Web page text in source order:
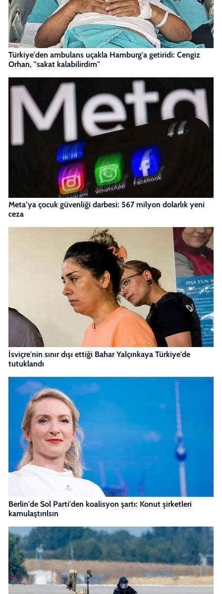
Türkiye'den ambulans uçakla Hamburg'a getiridi: Cengiz
Orhan, "sakat kalabilirdim"
Meta’ya çocuk güvenliği darbesi: 567 milyon dolarlık yeni
ceza
İsviçre'nin sınır dışı ettiği Bahar Yalçınkaya Türkiye'de
tutuklandı
Berlin'de Sol Parti'den koalisyon şartı: Konut şirketleri
kamulaştırılsın